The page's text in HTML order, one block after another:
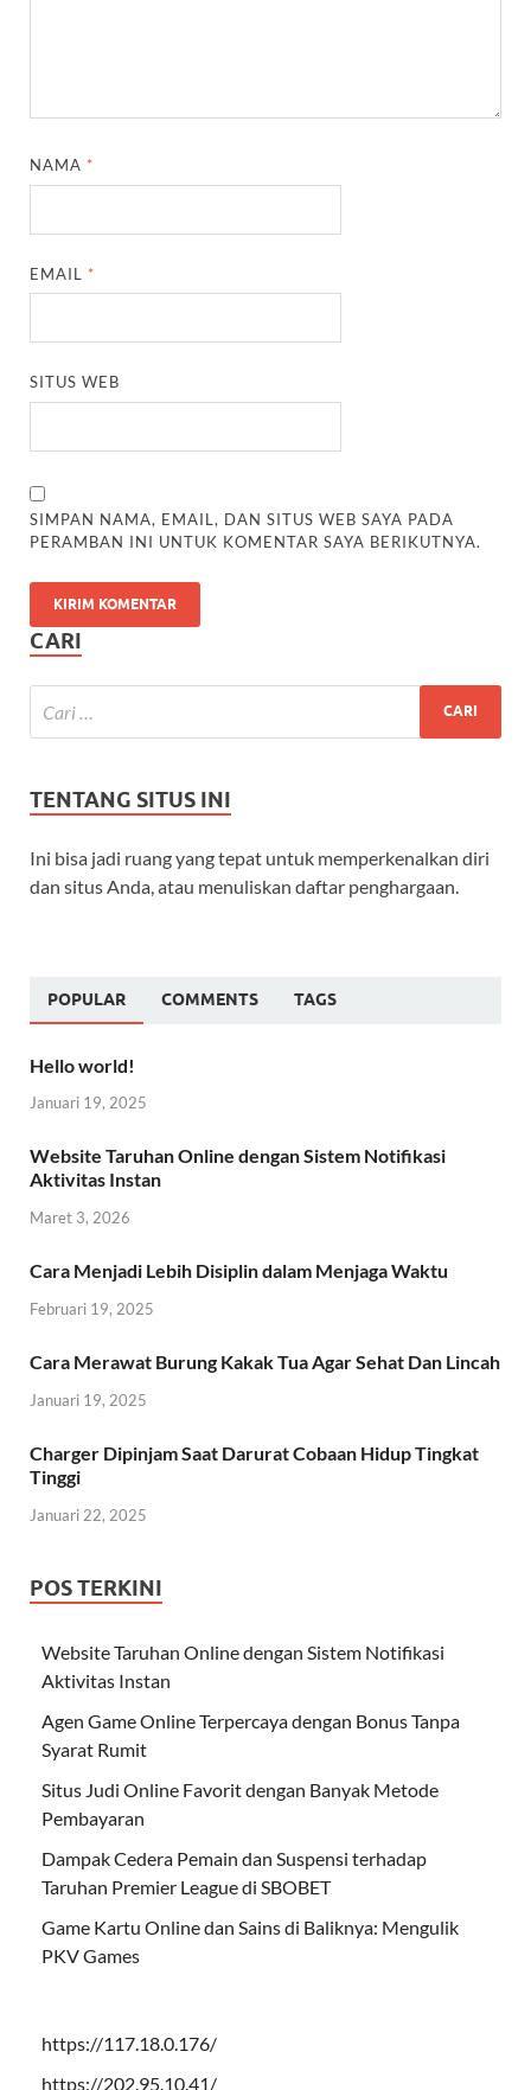
NAMA *
EMAIL *
SITUS WEB
SIMPAN NAMA, EMAIL, DAN SITUS WEB SAYA PADA
PERAMBAN INI UNTUK KOMENTAR SAYA BERIKUTNYA.
CARI
TENTANG SITUS INI
Ini bisa jadi ruang yang tepat untuk memperkenalkan diri
dan situs Anda, atau menuliskan daftar penghargaan.
POPULAR COMMENTS TAGS
Hello world!
Januari 19, 2025
Website Taruhan Online dengan Sistem Notifikasi
Aktivitas Instan
Maret 3, 2026
Cara Menjadi Lebih Disiplin dalam Menjaga Waktu
Februari 19, 2025
Cara Merawat Burung Kakak Tua Agar Sehat Dan Lincah
Januari 19, 2025
Charger Dipinjam Saat Darurat Cobaan Hidup Tingkat
Tinggi
Januari 22, 2025
POS TERKINI
Website Taruhan Online dengan Sistem Notifikasi
Aktivitas Instan
Agen Game Online Terpercaya dengan Bonus Tanpa
Syarat Rumit
Situs Judi Online Favorit dengan Banyak Metode
Pembayaran
Dampak Cedera Pemain dan Suspensi terhadap
Taruhan Premier League di SBOBET
Game Kartu Online dan Sains di Baliknya: Mengulik
PKV Games
https://117.18.0.176/
https://202.95.10.41/